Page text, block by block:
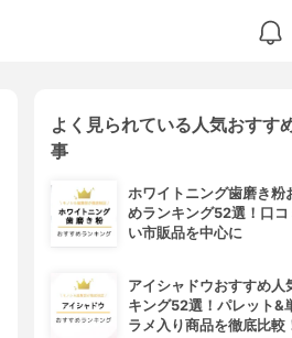
よく見られている人気おすす
事
ホワイトニング歯磨き粉
めランキング52選！口コ
い市販品を中心に
アイシャドウおすすめ人
キング52選！パレット&
ラメ入り商品を徹底比較